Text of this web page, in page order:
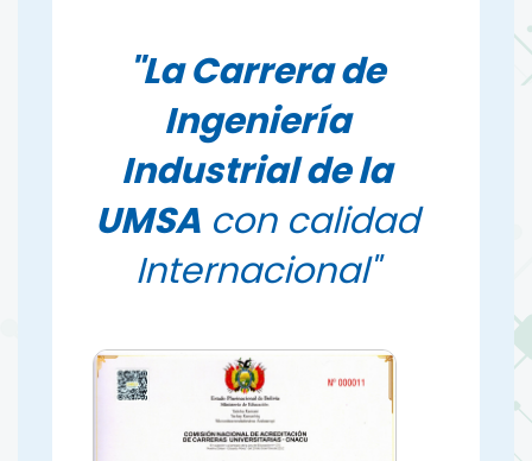
"La Carrera de
Ingeniería
Industrial de la
UMSA con calidad
Internacional"